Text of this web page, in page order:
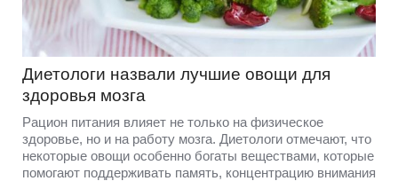
Диетологи назвали лучшие овощи для
здоровья мозга
Рацион питания влияет не только на физическое
здоровье, но и на работу мозга. Диетологи отмечают, что
некоторые овощи особенно богаты веществами, которые
помогают поддерживать память, концентрацию внимания